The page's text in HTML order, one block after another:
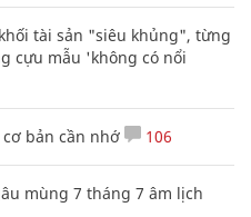
tài sản "siêu khủng", từng
cựu mẫu 'không có nổi
bản cần nhớ 106
mùng 7 tháng 7 âm lịch